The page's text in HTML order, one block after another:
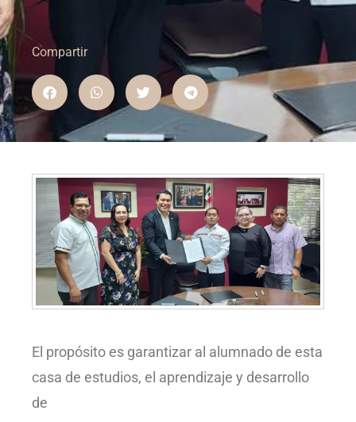
Compartir
El propósito es garantizar al alumnado de esta
casa de estudios, el aprendizaje y desarrollo
de